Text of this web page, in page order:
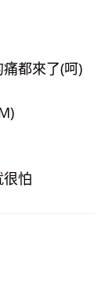
都來了(呵)
怕